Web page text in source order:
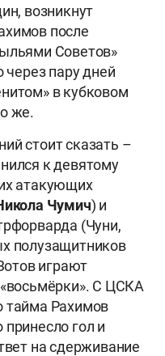
возникнут
после
Советов»
пару дней
в кубковом
же.
стоит сказать –
к девятому
атакующих
Чумич) и
(Чуни,
полузащитников
играют
С ЦСКА
тайма Рахимов
гол и
на сдерживание